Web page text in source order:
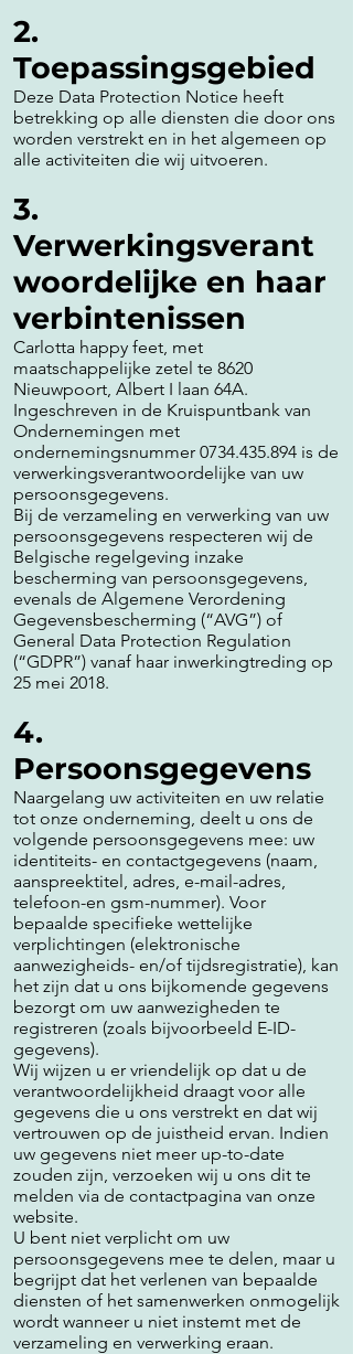
2.
Toepassingsgebied
Deze Data Protection Notice heeft
betrekking op alle diensten die door ons
worden verstrekt en in het algemeen op
alle activiteiten die wij uitvoeren.
3.
Verwerkingsverant
woordelijke en haar
verbintenissen
Carlotta happy feet, met
maatschappelijke zetel te 8620
Nieuwpoort, Albert I laan 64A.
Ingeschreven in de Kruispuntbank van
Ondernemingen met
ondernemingsnummer 0734.435.894 is de
verwerkingsverantwoordelijke van uw
persoonsgegevens.
Bij de verzameling en verwerking van uw
persoonsgegevens respecteren wij de
Belgische regelgeving inzake
bescherming van persoonsgegevens,
evenals de Algemene Verordening
Gegevensbescherming (“AVG”) of
General Data Protection Regulation
(“GDPR”) vanaf haar inwerkingtreding op
25 mei 2018.
4.
Persoonsgegevens
Naargelang uw activiteiten en uw relatie
tot onze onderneming, deelt u ons de
volgende persoonsgegevens mee: uw
identiteits- en contactgegevens (naam,
aanspreektitel, adres, e-mail-adres,
telefoon-en gsm-nummer). Voor
bepaalde specifieke wettelijke
verplichtingen (elektronische
aanwezigheids- en/of tijdsregistratie), kan
het zijn dat u ons bijkomende gegevens
bezorgt om uw aanwezigheden te
registreren (zoals bijvoorbeeld E-ID-
gegevens).
Wij wijzen u er vriendelijk op dat u de
verantwoordelijkheid draagt voor alle
gegevens die u ons verstrekt en dat wij
vertrouwen op de juistheid ervan. Indien
uw gegevens niet meer up-to-date
zouden zijn, verzoeken wij u ons dit te
melden via de contactpagina van onze
website.
U bent niet verplicht om uw
persoonsgegevens mee te delen, maar u
begrijpt dat het verlenen van bepaalde
diensten of het samenwerken onmogelijk
wordt wanneer u niet instemt met de
verzameling en verwerking eraan.